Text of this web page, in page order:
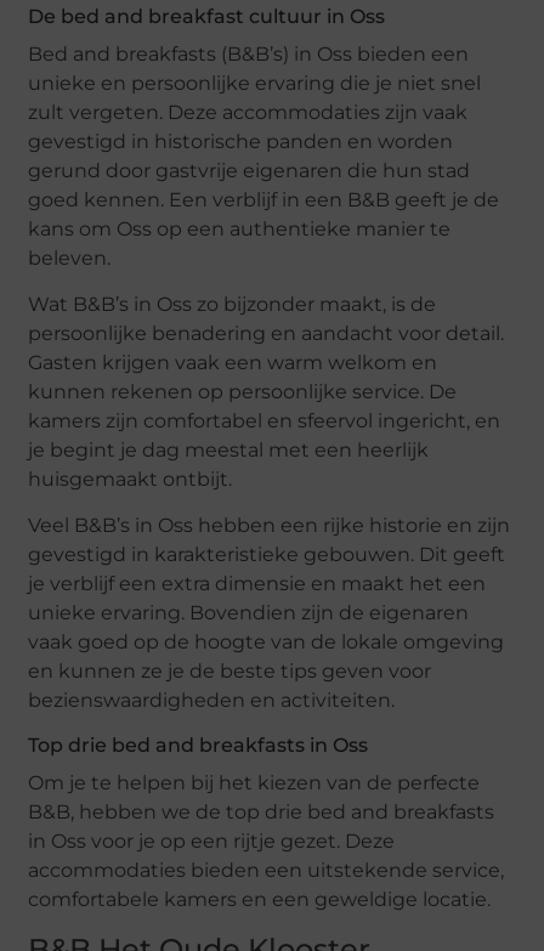
De bed and breakfast cultuur in Oss
Bed and breakfasts (B&B’s) in Oss bieden een
unieke en persoonlijke ervaring die je niet snel
zult vergeten. Deze accommodaties zijn vaak
gevestigd in historische panden en worden
gerund door gastvrije eigenaren die hun stad
goed kennen. Een verblijf in een B&B geeft je de
kans om Oss op een authentieke manier te
beleven.
Wat B&B’s in Oss zo bijzonder maakt, is de
persoonlijke benadering en aandacht voor detail.
Gasten krijgen vaak een warm welkom en
kunnen rekenen op persoonlijke service. De
kamers zijn comfortabel en sfeervol ingericht, en
je begint je dag meestal met een heerlijk
huisgemaakt ontbijt.
Veel B&B’s in Oss hebben een rijke historie en zijn
gevestigd in karakteristieke gebouwen. Dit geeft
je verblijf een extra dimensie en maakt het een
unieke ervaring. Bovendien zijn de eigenaren
vaak goed op de hoogte van de lokale omgeving
en kunnen ze je de beste tips geven voor
bezienswaardigheden en activiteiten.
Top drie bed and breakfasts in Oss
Om je te helpen bij het kiezen van de perfecte
B&B, hebben we de top drie bed and breakfasts
in Oss voor je op een rijtje gezet. Deze
accommodaties bieden een uitstekende service,
comfortabele kamers en een geweldige locatie.